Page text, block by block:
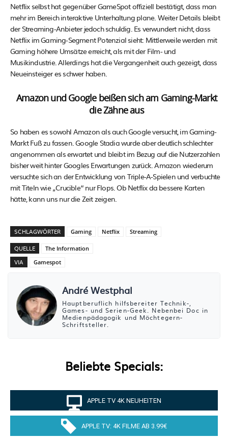
Netflix selbst hat gegenüber GameSpot offiziell bestätigt, dass man
mehr im Bereich interaktive Unterhaltung plane. Weiter Details bleibt
der Streaming-Anbieter jedoch schuldig. Es verwundert nicht, dass
Netflix im Gaming-Segment Potenzial sieht: Mittlerweile werden mit
Gaming höhere Umsätze erreicht, als mit der Film- und
Musikindustrie. Allerdings hat die Vergangenheit auch gezeigt, dass
Neueinsteiger es schwer haben.
Amazon und Google beißen sich am Gaming-Markt
die Zähne aus
So haben es sowohl Amazon als auch Google versucht, im Gaming-
Markt Fuß zu fassen. Google Stadia wurde aber deutlich schlechter
angenommen als erwartet und bleibt im Bezug auf die Nutzerzahlen
bisher weit hinter Googles Erwartungen zurück. Amazon wiederum
versuchte sich an der Entwicklung von Triple-A-Spielen und verbuchte
mit Titeln wie „Crucible“ nur Flops. Ob Netflix da bessere Karten
hätte, kann uns nur die Zeit zeigen.
SCHLAGWÖRTER Gaming Netflix Streaming
QUELLE The Information
VIA Gamespot
André Westphal
Hauptberuflich hilfsbereiter Technik-,
Games- und Serien-Geek. Nebenbei Doc in
Medienpädagogik und Möchtegern-
Schriftsteller.
Beliebte Specials:
APPLE TV 4K NEUHEITEN
APPLE TV: 4K FILME AB 3.99€